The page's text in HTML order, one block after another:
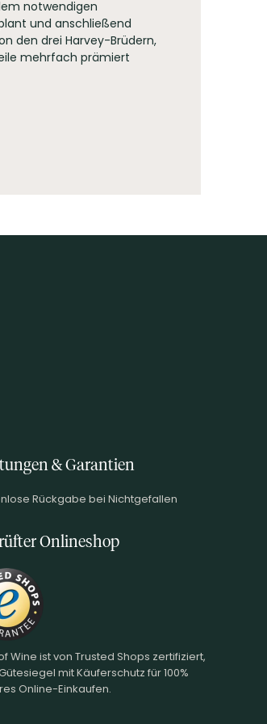
notwendigen
und anschließend
den drei Harvey-Brüdern,
mehrfach prämiert
& Garantien
Rückgabe bei Nichtgefallen
Onlineshop
Wine ist von Trusted Shops zertifiziert,
mit Käuferschutz für 100%
Online-Einkaufen.